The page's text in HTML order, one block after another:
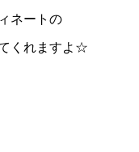
ネートの
くれますよ☆